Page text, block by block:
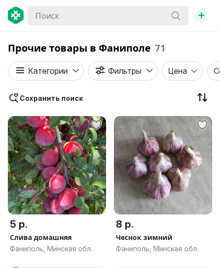
+
Прочие товары в Фаниполе 71
Категории Фильтры Цена
Сохранить поиск
5 р.
Слива домашняя
Фаниполь, Минская обл.
8 р.
Чеснок зимний
Фаниполь, Минская обл.